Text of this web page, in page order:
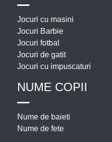
Jocuri cu masini
Jocuri Barbie
Jocuri fotbal
Jocuri de gatit
Jocuri cu impuscaturi
NUME COPII
Nume de baieti
Nume de fete